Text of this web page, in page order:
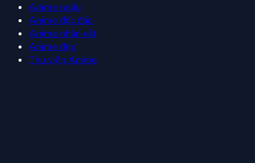
Anime ngầu
Anime độc đáo
Anime nhân vật
Anime đẹp
Thư viện Anime